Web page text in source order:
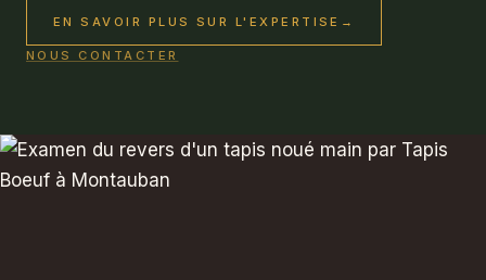
EN SAVOIR PLUS SUR L'EXPERTISE →
NOUS CONTACTER